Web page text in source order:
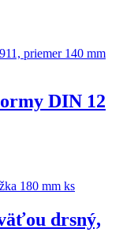
DIN 12
drsný,